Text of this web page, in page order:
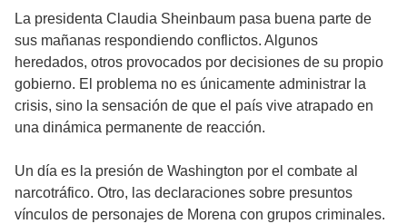
La presidenta Claudia Sheinbaum pasa buena parte de
sus mañanas respondiendo conflictos. Algunos
heredados, otros provocados por decisiones de su propio
gobierno. El problema no es únicamente administrar la
crisis, sino la sensación de que el país vive atrapado en
una dinámica permanente de reacción.
Un día es la presión de Washington por el combate al
narcotráfico. Otro, las declaraciones sobre presuntos
vínculos de personajes de Morena con grupos criminales.